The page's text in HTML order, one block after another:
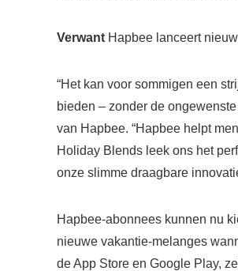
Verwant Hapbee lanceert
“Het kan voor sommigen een
bieden – zonder de
van Hapbee. “Hapbee helpt
Holiday Blends leek ons ​​het
onze slimme draagbare
Hapbee-abonnees kunnen nu
nieuwe vakantie-melanges
de App Store en Google Play,